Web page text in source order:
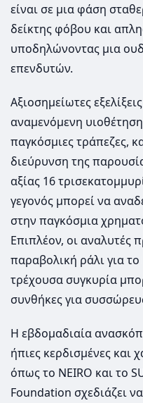
είναι σε μια φάση
δείκτης φόβου και
υποδηλώνοντας μια
επενδυτών.
Αξιοσημείωτες
αναμενόμενη
παγκόσμιες τράπεζες,
διεύρυνση της
αξίας 16
γεγονός μπορεί να
στην παγκόσμια
Επιπλέον, οι αναλυτές
παραβολική ράλι για
τρέχουσα συγκυρία
συνθήκες για
Η εβδομαδιαία
ήπιες κερδισμένες και
όπως το NEIRO και το
Foundation σχεδιάζει